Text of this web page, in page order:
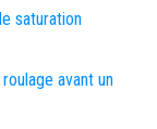
saturation
avant un